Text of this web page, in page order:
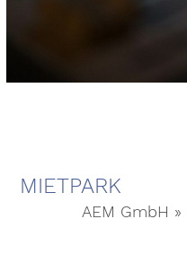
MIETPARK
AEM GmbH »